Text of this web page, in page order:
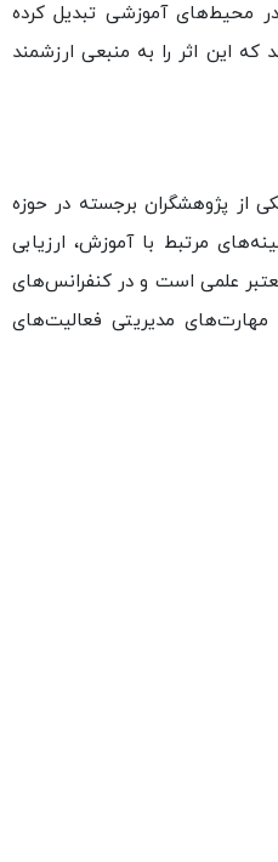
در محیط‌های آموزشی تبدیل کرده
این اثر را به منبعی ارزشمند
از پژوهشگران برجسته در حوزه
مرتبط با آموزش، ارزیابی
علمی است و در کنفرانس‌های
مدیریتی فعالیت‌های